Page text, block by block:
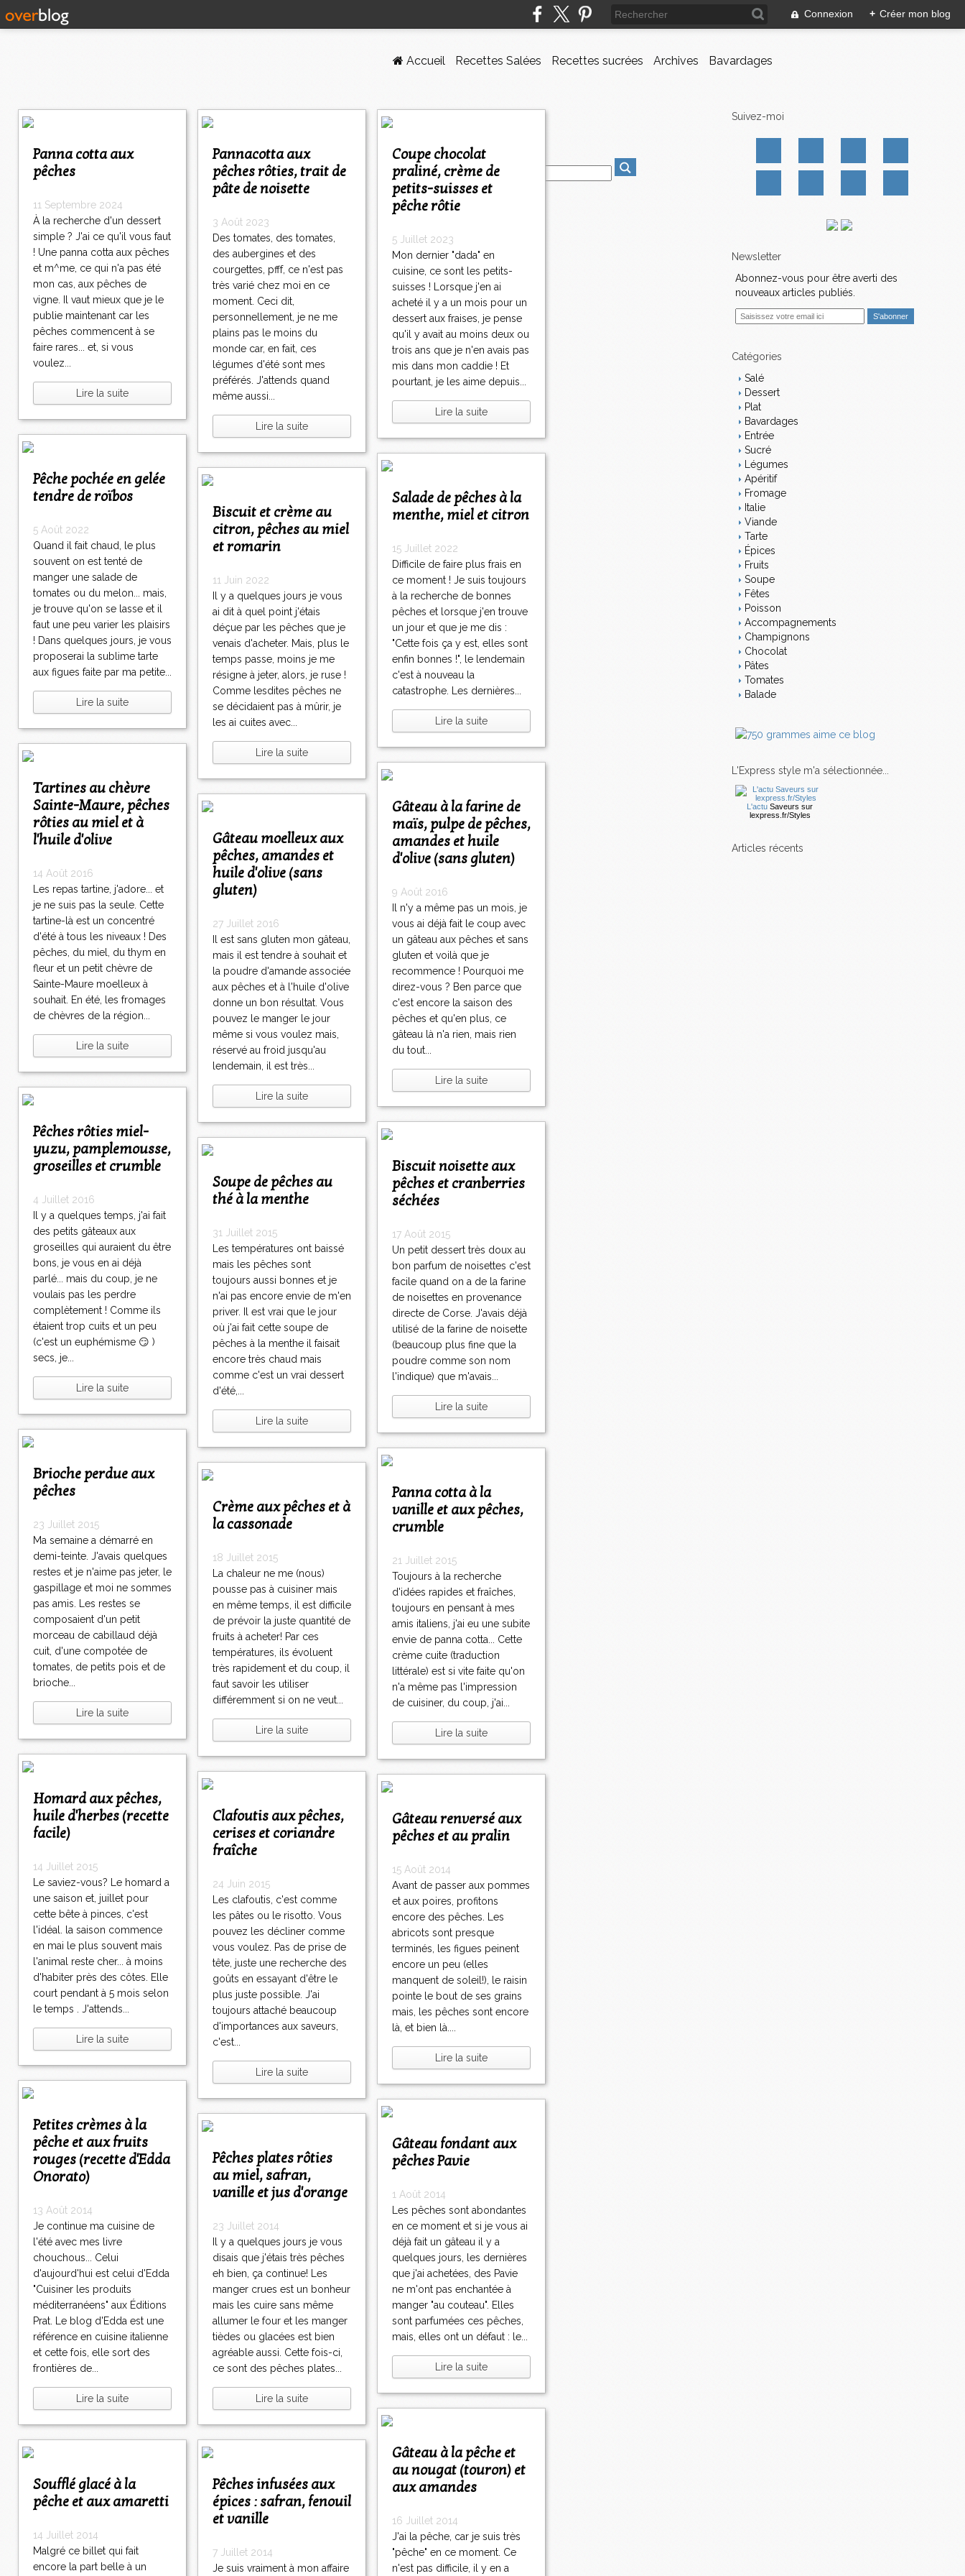
Connexion + Créer mon blog
Accueil Recettes Salées Recettes sucrées Archives Bavardages
Panna cotta aux
pêches
11 Septembre 2024
À la recherche d'un dessert
simple ? J'ai ce qu'il vous faut
! Une panna cotta aux pêches
et m^me, ce qui n'a pas été
mon cas, aux pêches de
vigne. Il vaut mieux que je le
publie maintenant car les
pêches commencent à se
faire rares... et, si vous
voulez...
Lire la suite
Pannacotta aux
pêches rôties, trait de
pâte de noisette
3 Août 2023
Des tomates, des tomates,
des aubergines et des
courgettes, pfff, ce n'est pas
très varié chez moi en ce
moment. Ceci dit,
personnellement, je ne me
plains pas le moins du
monde car, en fait, ces
légumes d'été sont mes
préférés. J'attends quand
même aussi...
Lire la suite
Coupe chocolat
praliné, crème de
petits-suisses et
pêche rôtie
5 Juillet 2023
Mon dernier "dada" en
cuisine, ce sont les petits-
suisses ! Lorsque j'en ai
acheté il y a un mois pour un
dessert aux fraises, je pense
qu'il y avait au moins deux ou
trois ans que je n'en avais pas
mis dans mon caddie ! Et
pourtant, je les aime depuis...
Lire la suite
Pêche pochée en gelée
tendre de roïbos
5 Août 2022
Quand il fait chaud, le plus
souvent on est tenté de
manger une salade de
tomates ou du melon... mais,
je trouve qu'on se lasse et il
faut une peu varier les plaisirs
! Dans quelques jours, je vous
proposerai la sublime tarte
aux figues faite par ma petite...
Lire la suite
Salade de pêches à la
menthe, miel et citron
15 Juillet 2022
Difficile de faire plus frais en
ce moment ! Je suis toujours
à la recherche de bonnes
pêches et lorsque j'en trouve
un jour et que je me dis :
"Cette fois ça y est, elles sont
enfin bonnes !", le lendemain
c'est à nouveau la
catastrophe. Les dernières...
Lire la suite
Biscuit et crème au
citron, pêches au miel
et romarin
11 Juin 2022
Il y a quelques jours je vous
ai dit à quel point j'étais
déçue par les pêches que je
venais d'acheter. Mais, plus le
temps passe, moins je me
résigne à jeter, alors, je ruse !
Comme lesdites pêches ne
se décidaient pas à mûrir, je
les ai cuites avec...
Lire la suite
Tartines au chèvre
Sainte-Maure, pêches
rôties au miel et à
l'huile d'olive
14 Août 2016
Les repas tartine, j'adore... et
je ne suis pas la seule. Cette
tartine-là est un concentré
d'été à tous les niveaux ! Des
pêches, du miel, du thym en
fleur et un petit chèvre de
Sainte-Maure moelleux à
souhait. En été, les fromages
de chèvres de la région...
Lire la suite
Gâteau à la farine de
maïs, pulpe de pêches,
amandes et huile
d'olive (sans gluten)
9 Août 2016
Il n'y a même pas un mois, je
vous ai déjà fait le coup avec
un gâteau aux pêches et sans
gluten et voilà que je
recommence ! Pourquoi me
direz-vous ? Ben parce que
c'est encore la saison des
pêches et qu'en plus, ce
gâteau là n'a rien, mais rien
du tout...
Lire la suite
Gâteau moelleux aux
pêches, amandes et
huile d'olive (sans
gluten)
27 Juillet 2016
Il est sans gluten mon gâteau,
mais il est tendre à souhait et
la poudre d'amande associée
aux pêches et à l'huile d'olive
donne un bon résultat. Vous
pouvez le manger le jour
même si vous voulez mais,
réservé au froid jusqu'au
lendemain, il est très...
Lire la suite
Pêches rôties miel-
yuzu, pamplemousse,
groseilles et crumble
4 Juillet 2016
Il y a quelques temps, j'ai fait
des petits gâteaux aux
groseilles qui auraient du être
bons, je vous en ai déjà
parlé... mais du coup, je ne
voulais pas les perdre
complètement ! Comme ils
étaient trop cuits et un peu
(c'est un euphémisme 😏 )
secs, je...
Lire la suite
Biscuit noisette aux
pêches et cranberries
séchées
17 Août 2015
Un petit dessert très doux au
bon parfum de noisettes c'est
facile quand on a de la farine
de noisettes en provenance
directe de Corse. J'avais déjà
utilisé de la farine de noisette
(beaucoup plus fine que la
poudre comme son nom
l'indique) que m'avais...
Lire la suite
Soupe de pêches au
thé à la menthe
31 Juillet 2015
Les températures ont baissé
mais les pêches sont
toujours aussi bonnes et je
n'ai pas encore envie de m'en
priver. Il est vrai que le jour
où j'ai fait cette soupe de
pêches à la menthe il faisait
encore très chaud mais
comme c'est un vrai dessert
d'été,...
Lire la suite
Brioche perdue aux
pêches
23 Juillet 2015
Ma semaine a démarré en
demi-teinte. J'avais quelques
restes et je n'aime pas jeter, le
gaspillage et moi ne sommes
pas amis. Les restes se
composaient d'un petit
morceau de cabillaud déjà
cuit, d'une compotée de
tomates, de petits pois et de
brioche...
Lire la suite
Panna cotta à la
vanille et aux pêches,
crumble
21 Juillet 2015
Toujours à la recherche
d'idées rapides et fraîches,
toujours en pensant à mes
amis italiens, j'ai eu une subite
envie de panna cotta... Cette
crème cuite (traduction
littérale) est si vite faite qu'on
n'a même pas l'impression
de cuisiner, du coup, j'ai...
Lire la suite
Crème aux pêches et à
la cassonade
18 Juillet 2015
La chaleur ne me (nous)
pousse pas à cuisiner mais
en même temps, il est difficile
de prévoir la juste quantité de
fruits à acheter! Par ces
températures, ils évoluent
très rapidement et du coup, il
faut savoir les utiliser
différemment si on ne veut...
Lire la suite
Homard aux pêches,
huile d'herbes (recette
facile)
14 Juillet 2015
Le saviez-vous? Le homard a
une saison et, juillet pour
cette bête à pinces, c'est
l'idéal. la saison commence
en mai le plus souvent mais
l'animal reste cher... à moins
d'habiter près des côtes. Elle
court pendant à 5 mois selon
le temps . J'attends...
Lire la suite
Clafoutis aux pêches,
cerises et coriandre
fraîche
24 Juin 2015
Les clafoutis, c'est comme
les pâtes ou le risotto. Vous
pouvez les décliner comme
vous voulez. Pas de prise de
tête, juste une recherche des
goûts en essayant d'être le
plus juste possible. J'ai
toujours attaché beaucoup
d'importances aux saveurs,
c'est...
Lire la suite
Gâteau renversé aux
pêches et au pralin
15 Août 2014
Avant de passer aux pommes
et aux poires, profitons
encore des pêches. Les
abricots sont presque
terminés, les figues peinent
encore un peu (elles
manquent de soleil!), le raisin
pointe le bout de ses grains
mais, les pêches sont encore
là, et bien là....
Lire la suite
Petites crèmes à la
pêche et aux fruits
rouges (recette d'Edda
Onorato)
13 Août 2014
Je continue ma cuisine de
l'été avec mes livre
chouchous... Celui
d'aujourd'hui est celui d'Edda
"Cuisiner les produits
méditerranéens" aux Éditions
Prat. Le blog d'Edda est une
référence en cuisine italienne
et cette fois, elle sort des
frontières de...
Lire la suite
Gâteau fondant aux
pêches Pavie
1 Août 2014
Les pêches sont abondantes
en ce moment et si je vous ai
déjà fait un gâteau il y a
quelques jours, les dernières
que j'ai achetées, des Pavie
ne m'ont pas enchantée à
manger "au couteau". Elles
sont parfumées ces pêches,
mais, elles ont un défaut : le...
Lire la suite
Pêches plates rôties
au miel, safran,
vanille et jus d'orange
23 Juillet 2014
Il y a quelques jours je vous
disais que j'étais très pêches
eh bien, ça continue! Les
manger crues est un bonheur
mais les cuire sans même
allumer le four et les manger
tièdes ou glacées est bien
agréable aussi. Cette fois-ci,
ce sont des pêches plates...
Lire la suite
Gâteau à la pêche et
au nougat (touron) et
aux amandes
16 Juillet 2014
J'ai la pêche, car je suis très
"pêche" en ce moment. Ce
n'est pas difficile, il y en a
Soufflé glacé à la
pêche et aux amaretti
14 Juillet 2014
Malgré ce billet qui fait
encore la part belle à un
Pêches infusées aux
épices : safran, fenouil
et vanille
7 Juillet 2014
Je suis vraiment à mon affaire
Suivez-moi
Newsletter
Abonnez-vous pour être averti des
nouveaux articles publiés.
i Catégories
Salé
Dessert
Plat
Bavardages
Entrée
Sucré
Légumes
Apéritif
Fromage
Italie
Viande
Tarte
Épices
Fruits
Soupe
Fêtes
Poisson
Accompagnements
Champignons
Chocolat
Pâtes
Tomates
Balade
L'Express style m'a sélectionnée...
L'actu Saveurs sur
lexpress.fr/Styles
articles récents
2